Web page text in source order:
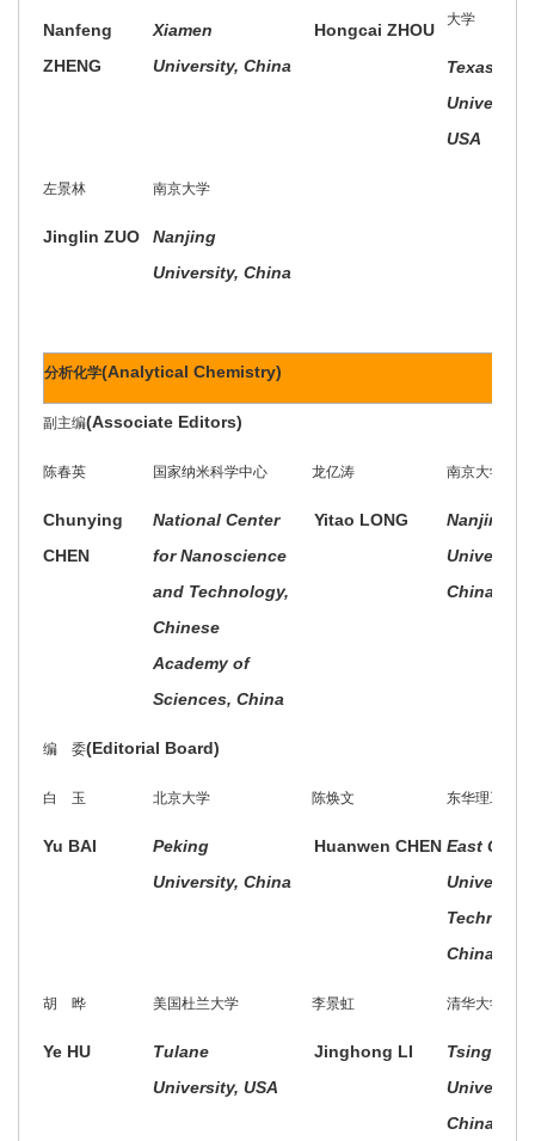
Nanfeng
ZHENG
Xiamen
University, China
Hongcai ZHOU
大学
Texas A&M
University,
USA
左景林
Jinglin ZUO
南京大学
Nanjing
University, China
分析化学(Analytical Chemistry)
副主编(Associate Editors)
陈春英
Chunying
CHEN
国家纳米科学中心
National Center
for Nanoscience
and Technology,
Chinese
Academy of
Sciences, China
龙亿涛
Yitao LONG
南京大学
Nanjing
University,
China
编 委(Editorial Board)
白 玉
Yu BAI
北京大学
Peking
University, China
陈焕文
Huanwen CHEN
东华理工大学
East China
University
China
胡 晔
Ye HU
美国杜兰大学
Tulane
University, USA
李景虹
Jinghong LI
清华大学
Tsinghua
University,
China